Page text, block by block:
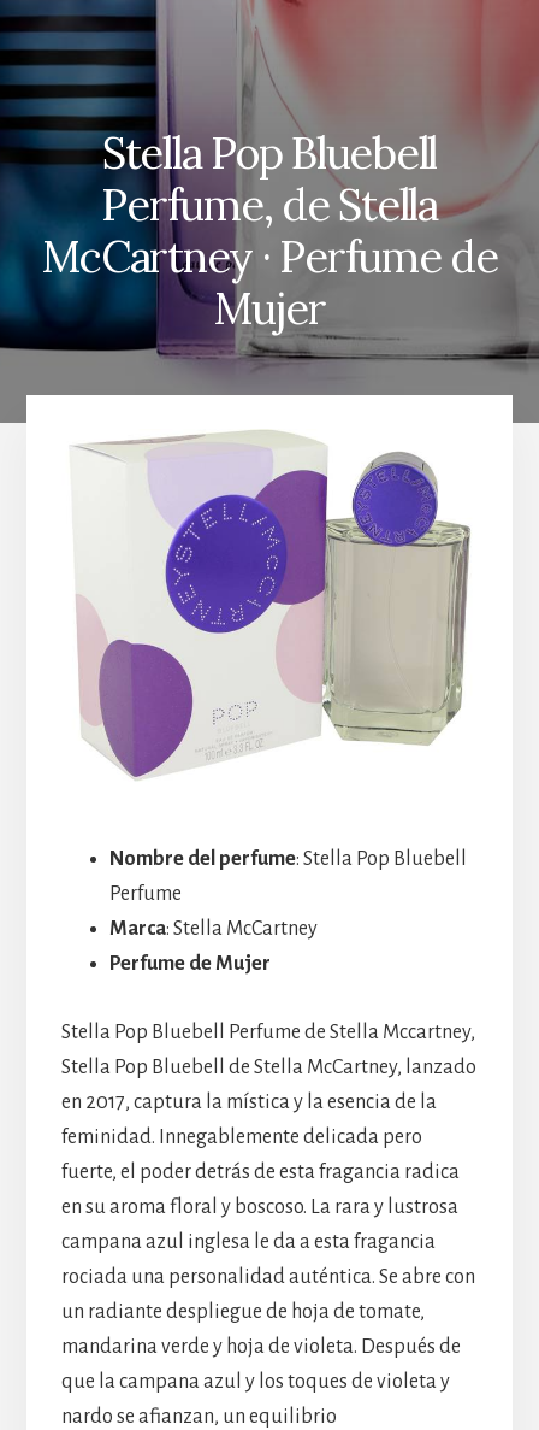
Stella Pop Bluebell
Perfume, de Stella
McCartney · Perfume de
Mujer
Nombre del perfume: Stella Pop Bluebell
Perfume
Marca: Stella McCartney
Perfume de Mujer
Stella Pop Bluebell Perfume de Stella Mccartney,
Stella Pop Bluebell de Stella McCartney, lanzado
en 2017, captura la mística y la esencia de la
feminidad. Innegablemente delicada pero
fuerte, el poder detrás de esta fragancia radica
en su aroma floral y boscoso. La rara y lustrosa
campana azul inglesa le da a esta fragancia
rociada una personalidad auténtica. Se abre con
un radiante despliegue de hoja de tomate,
mandarina verde y hoja de violeta. Después de
que la campana azul y los toques de violeta y
nardo se afianzan, un equilibrio